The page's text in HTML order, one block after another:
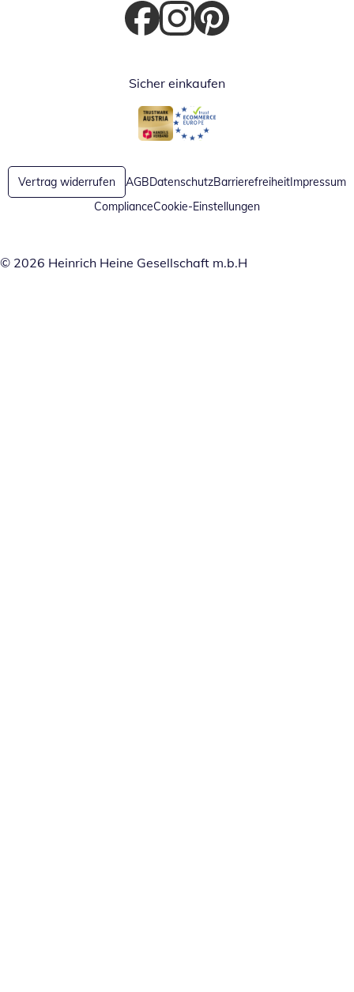
Öffnet in neuem Fenster
Öffnet in neuem Fenster
Öffnet in neuem Fenster
Sicher einkaufen
Öffnet in neuem Fenster
Öffnet in neuem Fenster
Vertrag widerrufen AGBDatenschutzBarrierefreiheitImpressum
ComplianceCookie-Einstellungen
© 2026 Heinrich Heine Gesellschaft m.b.H